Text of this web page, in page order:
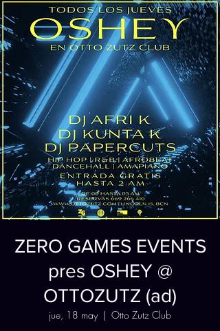
ZERO GAMES EVENTS
pres OSHEY @
OTTOZUTZ (ad)
jue, 18 may
  |
Otto Zutz Club